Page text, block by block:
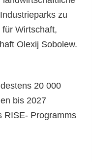
zu
für Wirtschaft,
Olexij Sobolew.
20 000
bis 2027
RISE- Programms